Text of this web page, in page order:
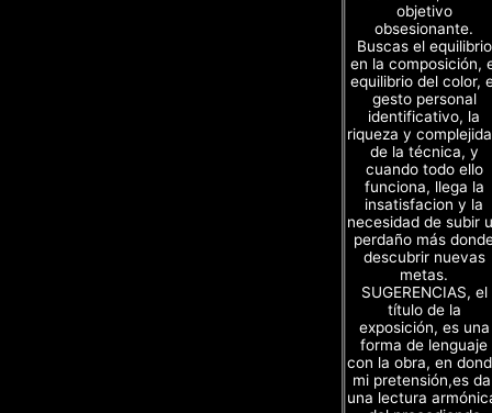
objetivo
obsesionante.
Buscas el equilibrio
en la composición,
equilibrio del color,
gesto personal
identificativo, la
riqueza y
de la técnica, y
cuando todo ello
funciona, llega la
insatisfacion y la
necesidad de subir
perdaño más
descubrir nuevas
metas.
SUGERENCIAS, el
título de la
exposición, es una
forma de lenguaje
con la obra, en
mi pretensión,es
una lectura